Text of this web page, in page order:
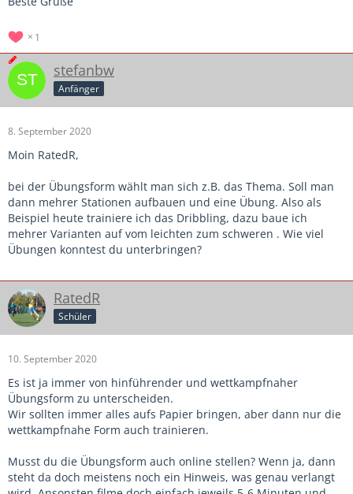
1
stefanbw
Anfänger
8. September 2020
Moin RatedR,
bei der Übungsform wählt man sich z.B. das Thema. Soll man
dann mehrer Stationen aufbauen und eine Übung. Also als
Beispiel heute trainiere ich das Dribbling, dazu baue ich
mehrer Varianten auf vom leichten zum schweren . Wie viel
Übungen konntest du unterbringen?
RatedR
Schüler
10. September 2020
Es ist ja immer von hinführender und wettkampfnaher
Übungsform zu unterscheiden.
Wir sollten immer alles aufs Papier bringen, aber dann nur die
wettkampfnahe Form auch trainieren.
Musst du die Übungsform auch online stellen? Wenn ja, dann
steht da doch meistens noch ein Hinweis, was genau verlangt